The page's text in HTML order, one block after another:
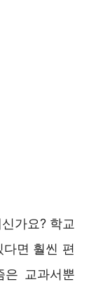
가요? 학교
면 훨씬 편
은 교과서뿐